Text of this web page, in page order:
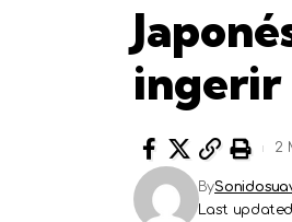
ingerir
Last
By
2